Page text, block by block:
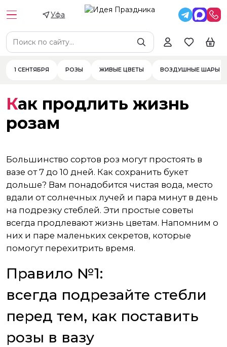
Уфа
1 СЕНТЯБРЯ РОЗЫ ЖИВЫЕ ЦВЕТЫ ВОЗДУШНЫЕ ШАРЫ
Как продлить жизнь
розам
Большинство сортов роз могут простоять в
вазе от 7 до 10 дней. Как сохранить букет
дольше? Вам понадобится чистая вода, место
вдали от солнечных лучей и пара минут в день
на подрезку стеблей. Эти простые советы
всегда продлевают жизнь цветам. Напомним о
них и паре маленьких секретов, которые
помогут перехитрить время.
Правило №1:
всегда подрезайте стебли
перед тем, как поставить
розы в вазу